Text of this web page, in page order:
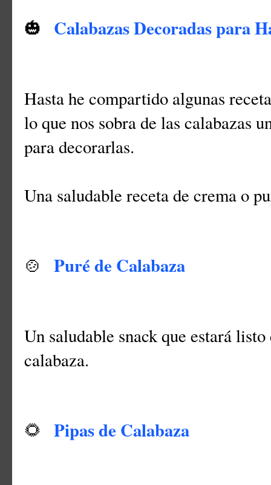
🎃 Calabazas Decoradas para
Hasta he compartido algunas
lo que nos sobra de las calabazas
para decorarlas.
Una saludable receta de crema o
🍲 Puré de Calabaza
Un saludable snack que estará
calabaza.
🌻 Pipas de Calabaza